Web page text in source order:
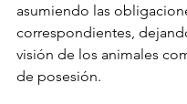
asumiendo las
correspondientes,
visión de los animales
de posesión.